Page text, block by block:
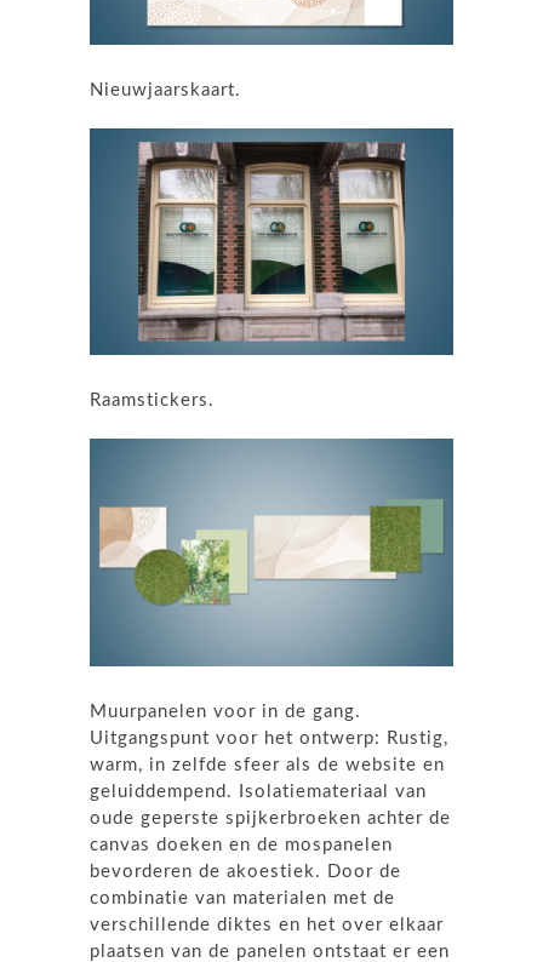
Nieuwjaarskaart.
Raamstickers.
Muurpanelen voor in de gang.
Uitgangspunt voor het ontwerp: Rustig,
warm, in zelfde sfeer als de website en
geluiddempend. Isolatiemateriaal van
oude geperste spijkerbroeken achter de
canvas doeken en de mospanelen
bevorderen de akoestiek. Door de
combinatie van materialen met de
verschillende diktes en het over elkaar
plaatsen van de panelen ontstaat er een